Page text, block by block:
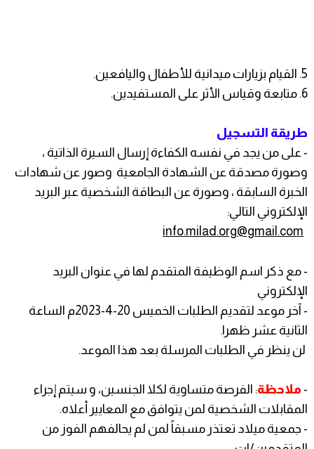
5. القيام بزيارات ميدانية للأطفال واليافعين.
6. متابعة وقياس الأثر على المستفيدين.
طريقة التسجيل
- على من يجد في نفسه الكفاءة إرسال السيرة الذاتية ،
وصورة مصدقة عن الشهادة الجامعية وصور عن شهادات
الخبرة السابقة ، وصورة عن البطاقة الشخصية عبر البريد
الإلكتروني التالي:
info.milad.org@gmail.com
- مع ذكر اسم الوظيفة المتقدم لها في عنوان البريد
الإلكتروني
- آخر موعد لتقديم الطلبات الخميس 20-4-2023م الساعة
الثانية عشر ظهرا.
لن ينظر في الطلبات المرسلة بعد هذا الموعد.
- ملاحظة: الفرصة متساوية لكلا الجنسين، و سيتم إجراء
المقابلات الشخصية لمن يتوافق مع المعايير أعلاه.
- جمعية ميلاد تعتذر مسبقاً لمن لم يحالفهم الفوز من